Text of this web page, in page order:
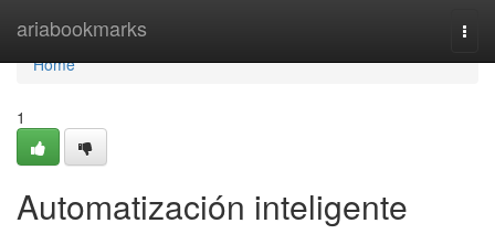
ariabookmarks
Home
Home
1
Automatización inteligente